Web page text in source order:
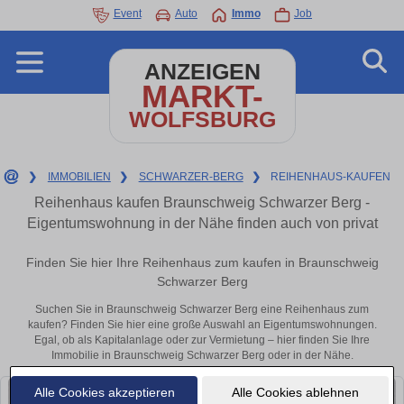
Alle Cookies akzeptieren Alle Cookies ablehnen
Event Auto Immo Job
ANZEIGEN
MARKT-
WOLFSBURG
❯ IMMOBILIEN ❯ SCHWARZER-BERG ❯ REIHENHAUS-KAUFEN
Reihenhaus kaufen Braunschweig Schwarzer Berg -
Eigentumswohnung in der Nähe finden auch von privat
Finden Sie hier Ihre Reihenhaus zum kaufen in Braunschweig
Schwarzer Berg
Suchen Sie in Braunschweig Schwarzer Berg eine Reihenhaus zum
kaufen? Finden Sie hier eine große Auswahl an Eigentumswohnungen.
Egal, ob als Kapitalanlage oder zur Vermietung – hier finden Sie Ihre
Immobilie in Braunschweig Schwarzer Berg oder in der Nähe.